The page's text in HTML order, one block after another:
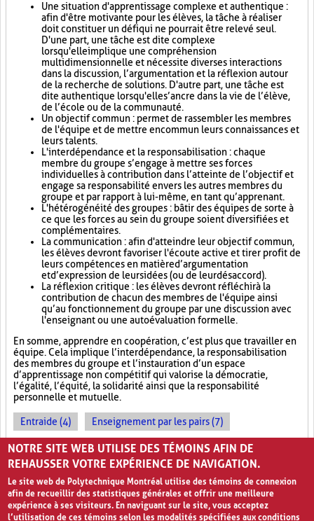
Une situation d'apprentissage complexe et authentique :
afin d'être motivante pour les élèves, la tâche à réaliser
doit constituer un défi qui ne pourrait être relevé seul.
D'une part, une tâche est dite complexe
lorsqu'elle implique une compréhension
multidimensionnelle et nécessite diverses interactions
dans la discussion, l’argumentation et la réflexion autour
de la recherche de solutions. D'autre part, une tâche est
dite authentique lorsqu'elle s’ancre dans la vie de l’élève,
de l’école ou de la communauté.
Un objectif commun : permet de rassembler les membres
de l'équipe et de mettre en commun leurs connaissances et
leurs talents.
L'interdépendance et la responsabilisation : chaque
membre du groupe s’engage à mettre ses forces
individuelles à contribution dans l’atteinte de l’objectif et
engage sa responsabilité envers les autres membres du
groupe et par rapport à lui-même, en tant qu’apprenant.
L'hétérogénéité des groupes : bâtir des équipes de sorte à
ce que les forces au sein du groupe soient diversifiées et
complémentaires.
La communication : afin d'atteindre leur objectif commun,
les élèves devront favoriser l'écoute active et tirer profit de
leurs compétences en matière d’argumentation
et d’expression de leurs idées (ou de leur désaccord).
La réflexion critique : les élèves devront réfléchir à la
contribution de chacun des membres de l'équipe ainsi
qu’au fonctionnement du groupe par une discussion avec
l'enseignant ou une autoévaluation formelle.
En somme, apprendre en coopération, c’est plus que travailler en
équipe. Cela implique l’interdépendance, la responsabilisation
des membres du groupe et l’instauration d’un espace
d’apprentissage non compétitif qui valorise la démocratie,
l’égalité, l’équité, la solidarité ainsi que la responsabilité
personnelle et mutuelle.
Entraide (4) Enseignement par les pairs (7)
Socialisation (8)
NOTRE SITE WEB UTILISE DES TÉMOINS AFIN DE
REHAUSSER VOTRE EXPÉRIENCE DE NAVIGATION.
Le site web de Polytechnique Montréal utilise des témoins de connexion
afin de recueillir des statistiques générales et offrir une meilleure
expérience à ses visiteurs. En naviguant sur le site, vous acceptez
l’utilisation de ces témoins selon les modalités spécifiées aux conditions